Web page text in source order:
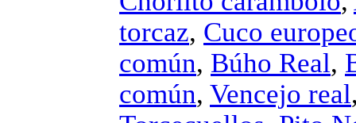
torcaz, Cuco
común, Búho Real,
común, Vencejo real